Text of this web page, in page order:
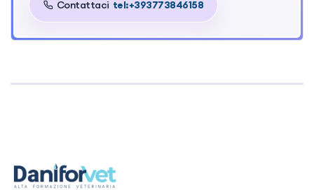
Gestione del dolore in PS e ICU (Gamba) 12.30-
14.00 Pausa pranzo 14.00-15.00 Emergenze
vasoattivi (Gamba)
Contattaci tel:+393773846158